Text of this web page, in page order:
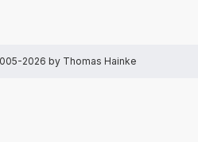
2026 by Thomas Hainke